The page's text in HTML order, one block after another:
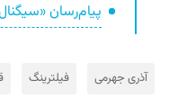
پیام‌رسان
آذری جهرمی فیلترینگ